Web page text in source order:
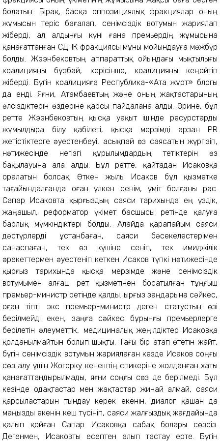
болатын. Бірақ, басқа оппозициялық фракциялар оның
жұмысын теріс бағалап, сенімсіздік вотумын жариялап
жіберді, ал алдынғы күні ғана премьердің жұмысына
қанағаттанған СДПК фракциясы мұны мойындауға мәжбүр
болды. Жээнбековтың аппараттық ойындағы мықтылығы
коалицияны бұзбай, керісінше, коалицияны кеңейтіп
жіберді. Бүгін коалицияға Республика-«Ата жұрт» блогы
да енді. Яғни, Атамбаевтың және оның жақтастарының
әлсіздіктерін өздеріне қарсы пайдалана алды. Әрине, бұл
ретте Жээнбековтың қысқа уақыт ішінде ресурстарды
жұмылдыра білу қабілеті, қысқа мерзімді арзан PR
жетістіктерге әуестенбеуі, асықпай өз саясатын жүргізіп,
нәтижесінде негізгі құрылымдардың тетіктерін өз
бақылауына ала алды. Бұл ретте, қайтадан Исаковқа
оралатын болсақ. Өткен жылы Исаков бұл қызметке
тағайындалғанда оған үлкен сенім, үміт болғаны рас.
Сапар Исаковта қырғыздың саяси тарихында ең үздік,
жаңашыл, реформатор үкімет басшысы ретінде қалуға
барлық мүмкіндіктері болды. Алайда қарапайым саяси
дәстүрлерді ұстанбаған, саяси бәсекелестерімен
санаспаған, тек өз күшіне сеніп, тек имиджілік
әрекеттермен әуестеніп кеткен Исаков түпкі нәтижесінде
қырғыз тарихында қысқа мерзімде және сенімсіздік
вотумымен алғаш рет қызметінен босатылған тұңғыш
премьер-министр ретінде қалды. Қырғыз заңдарына сәйкес,
оған тіпті экс премьер-министр деген статустын өзі
берілмейді екен, заңға сәйкес бұрынғы премьерлерге
берілетін әлеуметтік, медициналық жеңілдіктер Исаковқа
қолданылмайтын болып шықты. Тағы бір атап өтетін жайт,
бүгін сенімсіздік вотумын жариялаған кезде Исаков соңғы
сөз алу үшін Жогорку кенештің спикеріне жолданған хаты
қанағаттандырылмады, яғни соңғы сөз де берілмеді. Бұл
кезінде одақтастар мен жақтастар жинай алмай, саяси
қарсыластарын тындау керек екенін, диалог қашан да
маңызды екенін кеш түсініп, саяси жалғыздық жағдайында
қалып қойған Сапар Исаковқа сабақ болары сөзсіз.
Дегенмен, Исаковты есептен алып тастау ерте. Бүгін